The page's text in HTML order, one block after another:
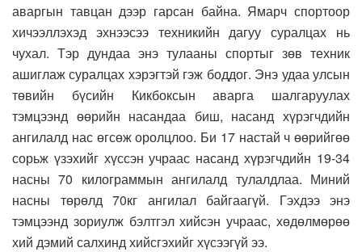
аваргын тавцан дээр гарсан байна. Ямарч спортоор
хичээллэхэд эхнээсээ техникийн дагуу суралцах нь
чухал. Тэр дундаа энэ тулааны спортыг зөв техник
ашиглаж суралцах хэрэгтэй гэж боддог. Энэ удаа улсын
төвийн бүсийн Кикбоксын аварга шалгаруулах
тэмцээнд өөрийн насандаа биш, насанд хүрэгчдийн
ангилалд нас өгсөж оролцлоо. Би 17 настай ч өөрийгөө
сорьж үзэхийг хүссэн учраас насанд хүрэгчдийн 19-34
насны 70 килограммын ангилалд тулалдлаа. Миний
насны төрөлд 70кг ангилал байгаагүй. Гэхдээ энэ
тэмцээнд зориулж бэлтгэл хийсэн учраас, хөдөлмөрөө
хий дэмий салхинд хийсгэхийг хүсээгүй ээ.